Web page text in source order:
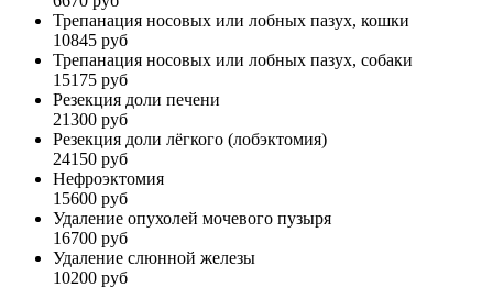
Трепанация носовых или лобных пазух, кошки
10845 руб
Трепанация носовых или лобных пазух, собаки
15175 руб
Резекция доли печени
21300 руб
Резекция доли лёгкого (лобэктомия)
24150 руб
Нефроэктомия
15600 руб
Удаление опухолей мочевого пузыря
16700 руб
Удаление слюнной железы
10200 руб